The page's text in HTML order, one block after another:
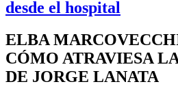
desde el hospital
ELBA
CÓMO ATRAVIESA
DE JORGE LANATA